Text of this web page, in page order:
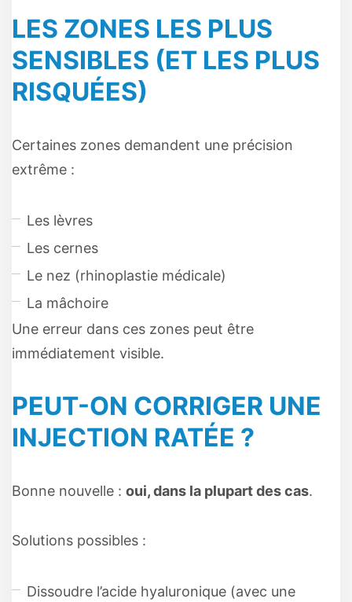
LES ZONES LES PLUS
SENSIBLES (ET LES PLUS
RISQUÉES)
Certaines zones demandent une précision
extrême :
Les lèvres
Les cernes
Le nez (rhinoplastie médicale)
La mâchoire
Une erreur dans ces zones peut être
immédiatement visible.
PEUT-ON CORRIGER UNE
INJECTION RATÉE ?
Bonne nouvelle : oui, dans la plupart des cas.
Solutions possibles :
Dissoudre l’acide hyaluronique (avec une